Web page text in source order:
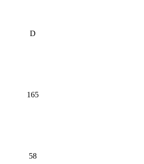
D
165
58